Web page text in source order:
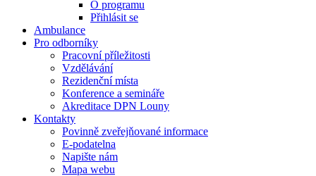
O programu
Přihlásit se
Ambulance
Pro odborníky
Pracovní příležitosti
Vzdělávání
Rezidenční místa
Konference a semináře
Akreditace DPN Louny
Kontakty
Povinně zveřejňované informace
E-podatelna
Napište nám
Mapa webu